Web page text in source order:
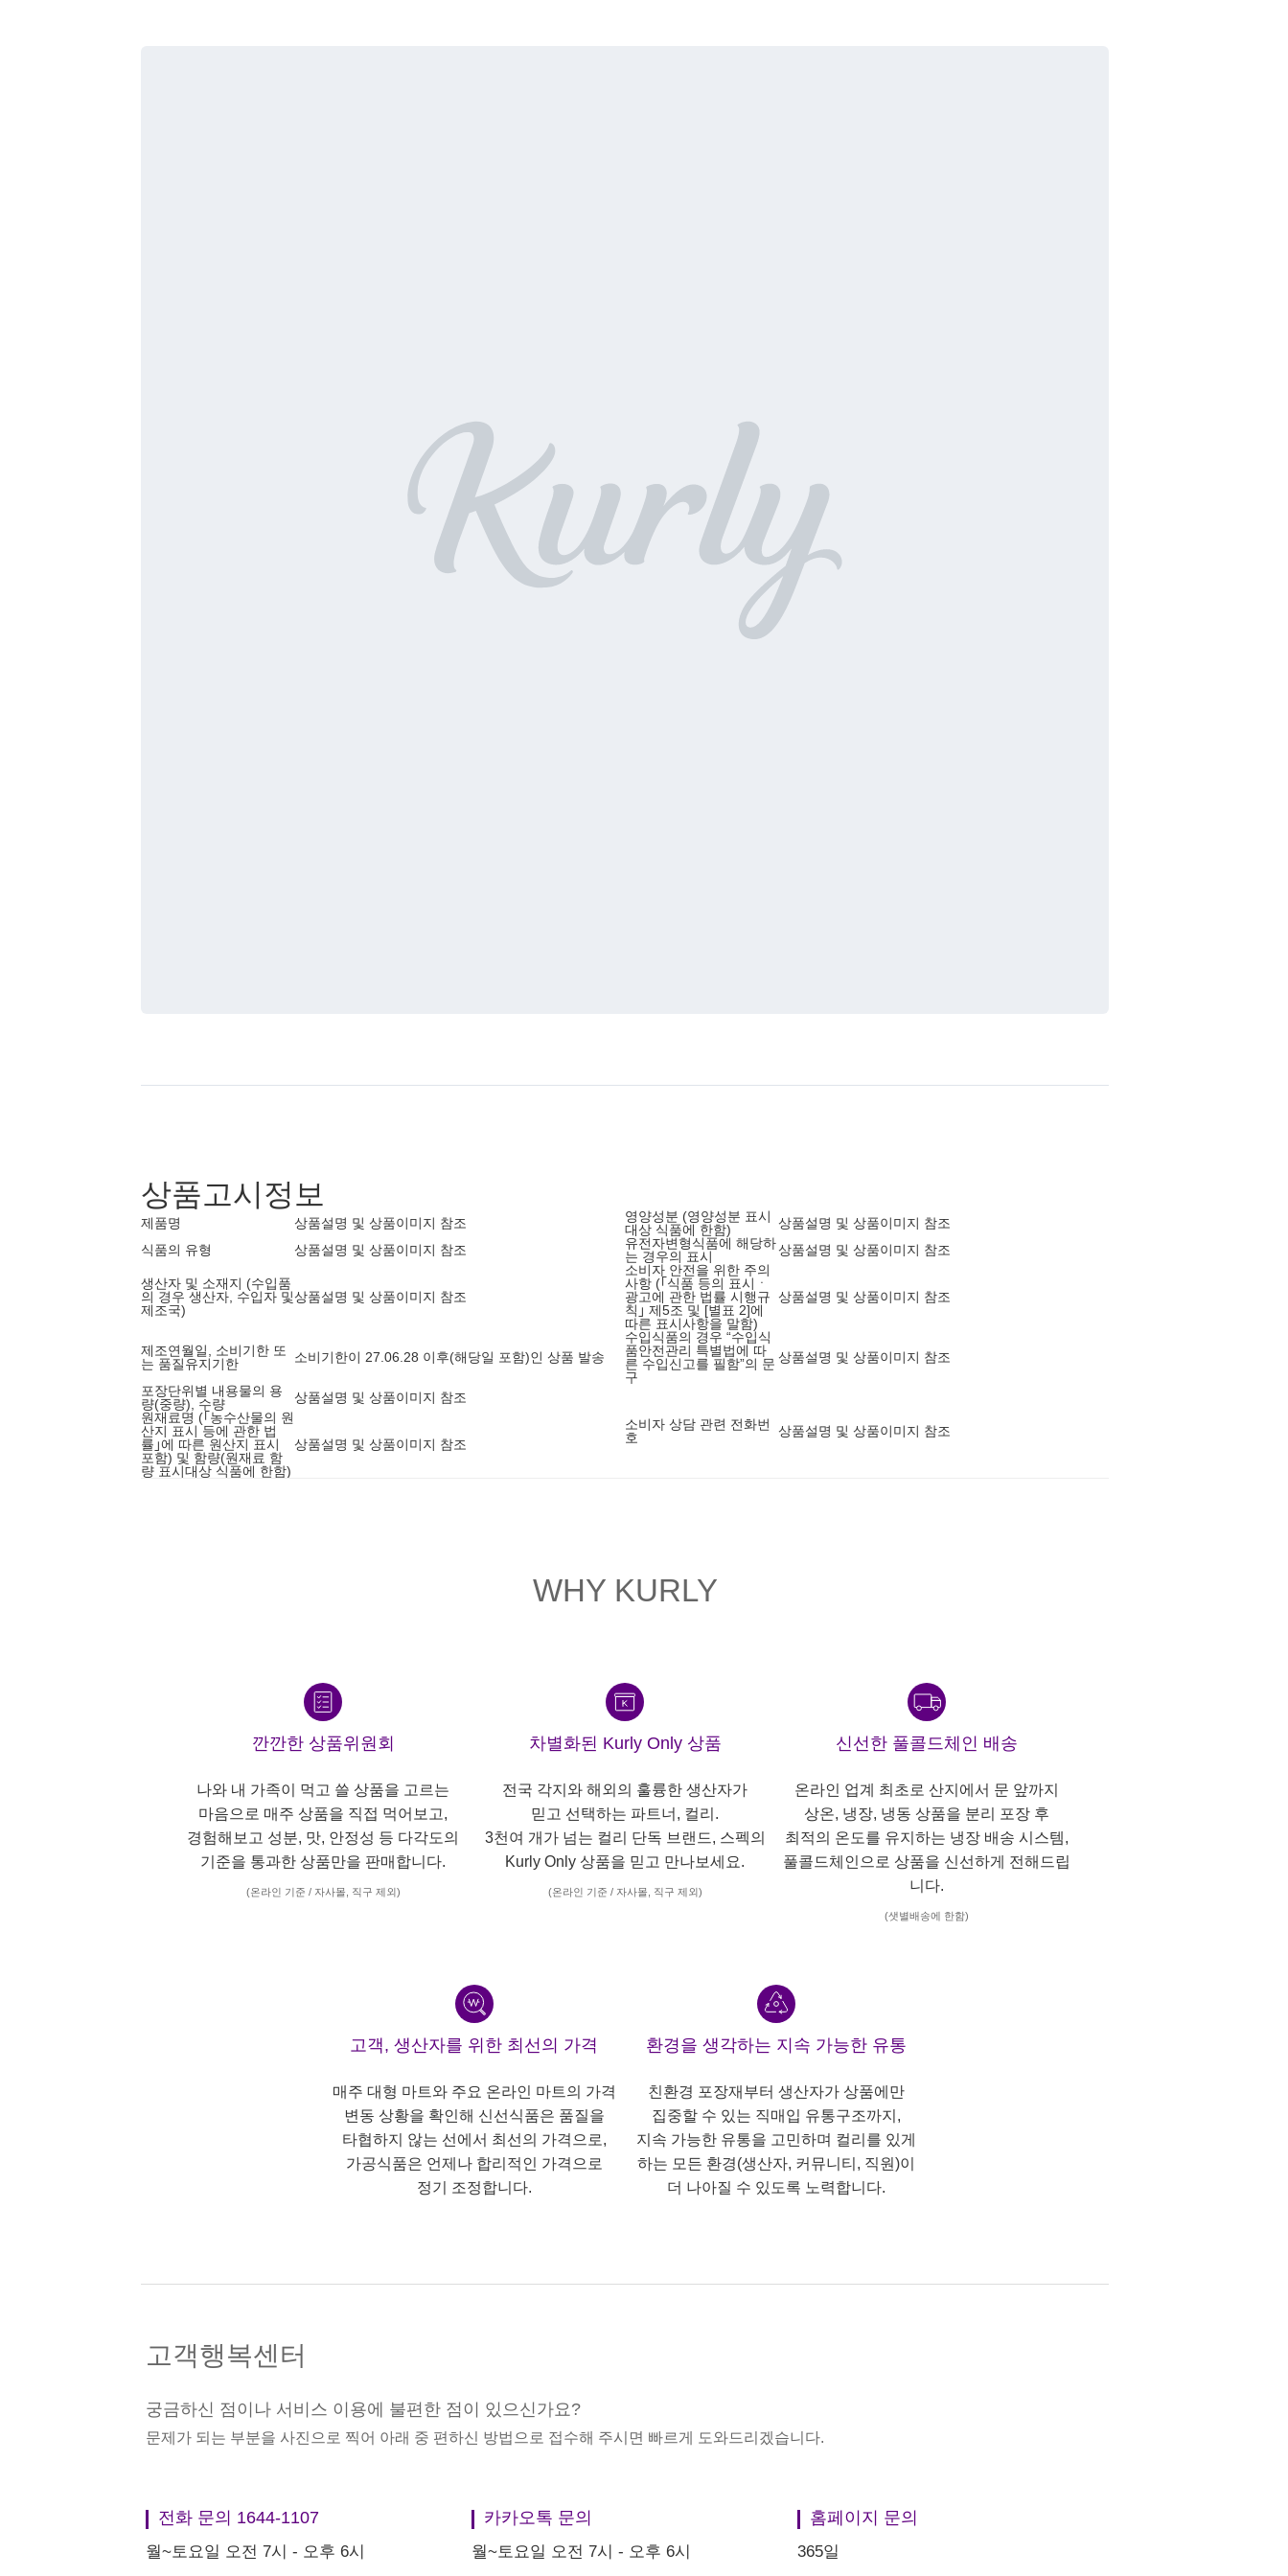
상품고시정보
제품명 상품설명 및 상품이미지 참조
영양성분 (영양성분 표시
대상 식품에 한함)
상품설명 및 상품이미지 참조
식품의 유형
상품설명 및 상품이미지 참조
유전자변형식품에 해당하
는 경우의 표시
상품설명 및 상품이미지 참조
생산자 및 소재지 (수입품
의 경우 생산자, 수입자 및
제조국)
상품설명 및 상품이미지 참조
소비자 안전을 위한 주의
사항 (｢식품 등의 표시ㆍ
광고에 관한 법률 시행규
칙｣ 제5조 및 [별표 2]에
따른 표시사항을 말함)
상품설명 및 상품이미지 참조
제조연월일, 소비기한 또
는 품질유지기한
소비기한이 27.06.28 이후(해당일 포함)인 상품 발송
수입식품의 경우 “수입식
품안전관리 특별법에 따
른 수입신고를 필함”의 문
구
상품설명 및 상품이미지 참조
포장단위별 내용물의 용
량(중량), 수량
상품설명 및 상품이미지 참조
소비자 상담 관련 전화번
호
상품설명 및 상품이미지 참조
원재료명 (｢농수산물의 원
산지 표시 등에 관한 법
률｣에 따른 원산지 표시
포함) 및 함량(원재료 함
량 표시대상 식품에 한함)
상품설명 및 상품이미지 참조
WHY KURLY
깐깐한 상품위원회
나와 내 가족이 먹고 쓸 상품을 고르는
마음으로 매주 상품을 직접 먹어보고,
경험해보고 성분, 맛, 안정성 등 다각도의
기준을 통과한 상품만을 판매합니다.
(온라인 기준 / 자사몰, 직구 제외)
차별화된 Kurly Only 상품
전국 각지와 해외의 훌륭한 생산자가
믿고 선택하는 파트너, 컬리.
3천여 개가 넘는 컬리 단독 브랜드, 스펙의
Kurly Only 상품을 믿고 만나보세요.
(온라인 기준 / 자사몰, 직구 제외)
신선한 풀콜드체인 배송
온라인 업계 최초로 산지에서 문 앞까지
상온, 냉장, 냉동 상품을 분리 포장 후
최적의 온도를 유지하는 냉장 배송 시스템,
풀콜드체인으로 상품을 신선하게 전해드립
니다.
(샛별배송에 한함)
고객, 생산자를 위한 최선의 가격
매주 대형 마트와 주요 온라인 마트의 가격
변동 상황을 확인해 신선식품은 품질을
타협하지 않는 선에서 최선의 가격으로,
가공식품은 언제나 합리적인 가격으로
정기 조정합니다.
환경을 생각하는 지속 가능한 유통
친환경 포장재부터 생산자가 상품에만
집중할 수 있는 직매입 유통구조까지,
지속 가능한 유통을 고민하며 컬리를 있게
하는 모든 환경(생산자, 커뮤니티, 직원)이
더 나아질 수 있도록 노력합니다.
고객행복센터
궁금하신 점이나 서비스 이용에 불편한 점이 있으신가요?
문제가 되는 부분을 사진으로 찍어 아래 중 편하신 방법으로 접수해 주시면 빠르게 도와드리겠습니다.
전화 문의 1644-1107
월~토요일 오전 7시 - 오후 6시
카카오톡 문의
월~토요일 오전 7시 - 오후 6시
홈페이지 문의
365일